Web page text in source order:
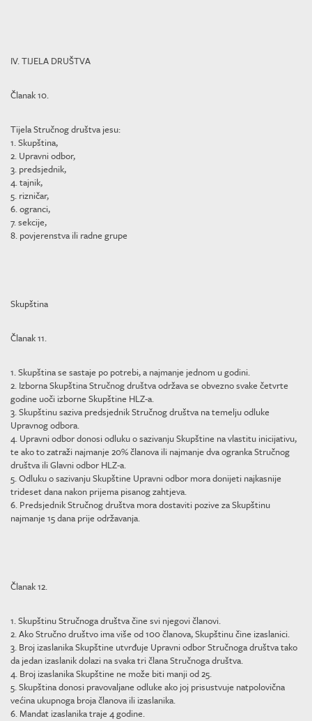
IV. TIJELA DRUŠTVA
Članak 10.
Tijela Stručnog društva jesu:
1. Skupština,
2. Upravni odbor,
3. predsjednik,
4. tajnik,
5. rizničar,
6. ogranci,
7. sekcije,
8. povjerenstva ili radne grupe
Skupština
Članak 11.
1. Skupština se sastaje po potrebi, a najmanje jednom u godini.
2. Izborna Skupština Stručnog društva održava se obvezno svake četvrte
godine uoči izborne Skupštine HLZ-a.
3. Skupštinu saziva predsjednik Stručnog društva na temelju odluke
Upravnog odbora.
4. Upravni odbor donosi odluku o sazivanju Skupštine na vlastitu inicijativu,
te ako to zatraži najmanje 20% članova ili najmanje dva ogranka Stručnog
društva ili Glavni odbor HLZ-a.
5. Odluku o sazivanju Skupštine Upravni odbor mora donijeti najkasnije
trideset dana nakon prijema pisanog zahtjeva.
6. Predsjednik Stručnog društva mora dostaviti pozive za Skupštinu
najmanje 15 dana prije održavanja.
Članak 12.
1. Skupštinu Stručnoga društva čine svi njegovi članovi.
2. Ako Stručno društvo ima više od 100 članova, Skupštinu čine izaslanici.
3. Broj izaslanika Skupštine utvrđuje Upravni odbor Stručnoga društva tako
da jedan izaslanik dolazi na svaka tri člana Stručnoga društva.
4. Broj izaslanika Skupštine ne može biti manji od 25.
5. Skupština donosi pravovaljane odluke ako joj prisustvuje natpolovična
većina ukupnoga broja članova ili izaslanika.
6. Mandat izaslanika traje 4 godine.